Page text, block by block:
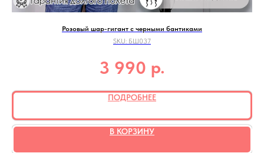
Розовый шар-гигант с черными бантиками
SKU: БШ037
3 990 р.
ПОДРОБНЕЕ
В КОРЗИНУ